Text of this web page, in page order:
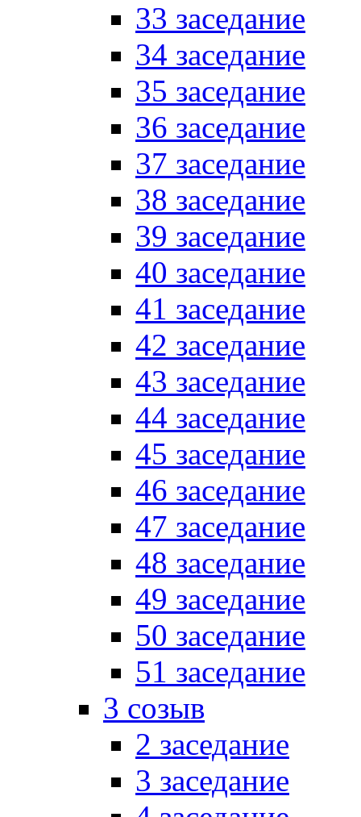
33 заседание
34 заседание
35 заседание
36 заседание
37 заседание
38 заседание
39 заседание
40 заседание
41 заседание
42 заседание
43 заседание
44 заседание
45 заседание
46 заседание
47 заседание
48 заседание
49 заседание
50 заседание
51 заседание
3 созыв
2 заседание
3 заседание